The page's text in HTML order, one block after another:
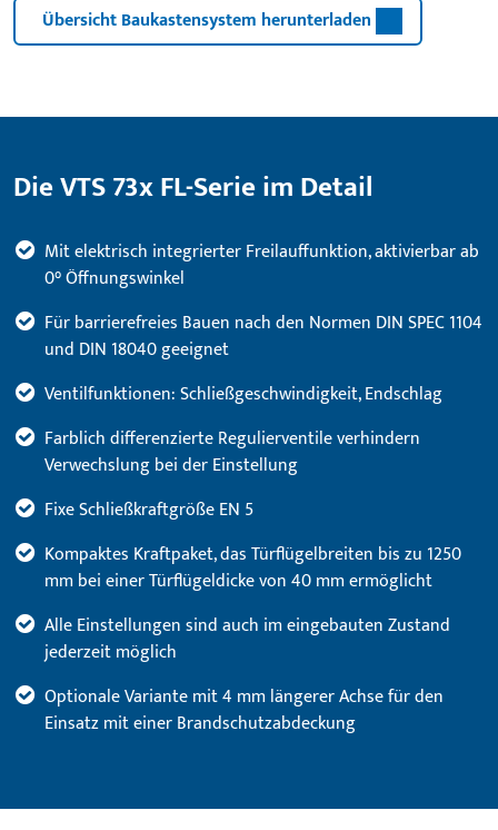
Übersicht Baukastensystem herunterladen
Die VTS 73x FL-Serie im Detail
Mit elektrisch integrierter Freilauffunktion, aktivierbar ab
0° Öffnungswinkel
Für barrierefreies Bauen nach den Normen DIN SPEC 1104
und DIN 18040 geeignet
Ventilfunktionen: Schließgeschwindigkeit, Endschlag
Farblich differenzierte Regulierventile verhindern
Verwechslung bei der Einstellung
Fixe Schließkraftgröße EN 5
Kompaktes Kraftpaket, das Türflügelbreiten bis zu 1250
mm bei einer Türflügeldicke von 40 mm ermöglicht
Alle Einstellungen sind auch im eingebauten Zustand
jederzeit möglich
Optionale Variante mit 4 mm längerer Achse für den
Einsatz mit einer Brandschutzabdeckung